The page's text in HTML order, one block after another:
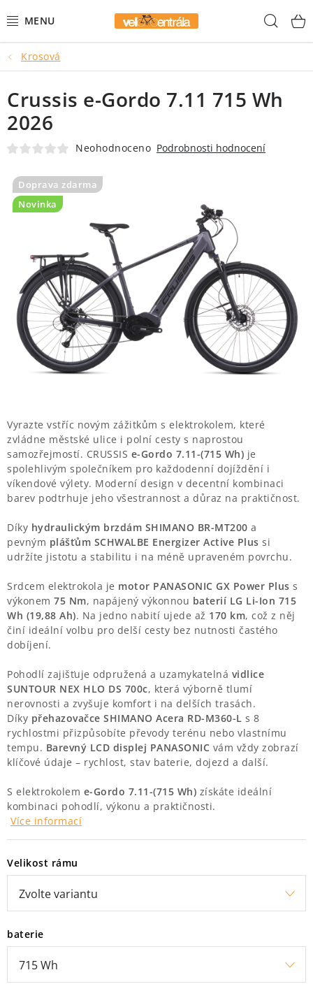
na
AKCE
HORSKÁ KOLA
GRAVEL KOLA
BMX
ELEKTROKOLA
KROSOVÁ
NOSIČE KOL
PŘÍSLUŠENSTVÍ
NOVINKY
KONTAKT
OBCHODNÍ PODMÍNKY
ZNAČKY
O nás
Půjčovna historických kol
Krosová
Vyrazte vstříc novým zážitkům s elektrokolem, které
zvládne městské ulice i polní cesty s naprostou
samozřejmostí. CRUSSIS e-Gordo 7.11-(715 Wh) je
spolehlivým společníkem pro každodenní dojíždění i
víkendové výlety. Moderní design v decentní kombinaci
barev podtrhuje jeho všestrannost a důraz na praktičnost.
Díky hydraulickým brzdám SHIMANO BR-MT200 a
pevným plášťům SCHWALBE Energizer Active Plus si
udržíte jistotu a stabilitu i na méně upraveném povrchu.
Srdcem elektrokola je motor PANASONIC GX Power Plus s
výkonem 75 Nm, napájený výkonnou baterií LG Li-Ion 715
Wh (19,88 Ah). Na jedno nabití ujede až 170 km, což z něj
činí ideální volbu pro delší cesty bez nutnosti častého
dobíjení.
Pohodlí zajišťuje odpružená a uzamykatelná vidlice
SUNTOUR NEX HLO DS 700c, která výborně tlumí
nerovnosti a zvyšuje komfort i na delších trasách.
Díky přehazovačce SHIMANO Acera RD-M360-L s 8
rychlostmi přizpůsobíte převody terénu nebo vlastnímu
tempu. Barevný LCD displej PANASONIC vám vždy zobrazí
klíčové údaje – rychlost, stav baterie, dojezd a další.
S elektrokolem e-Gordo 7.11-(715 Wh) získáte ideální
kombinaci pohodlí, výkonu a praktičnosti.
Více informací
Velikost rámu
baterie
Crussis e-Gordo 7.11 715 Wh
2026
Neohodnoceno Podrobnosti hodnocení
Doprava zdarma
Novinka